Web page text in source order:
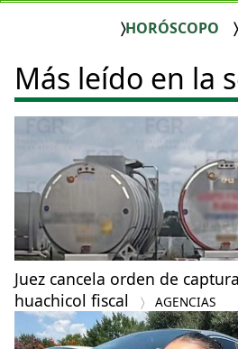
HORÓSCOPO
Más leído en la
Juez cancela orden de
huachicol fiscal
AGENCIAS